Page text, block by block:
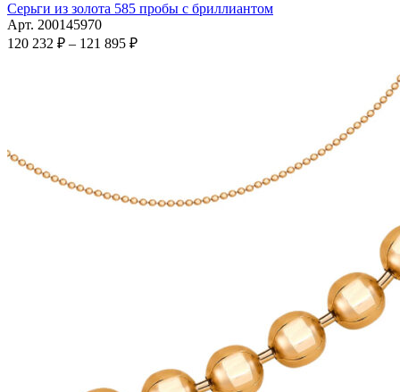
имеет
несколько
вариаций.
Серьги из золота 585 пробы с бриллиантом
Арт. 200145970
120 232 ₽ – 121 895 ₽Диапазон